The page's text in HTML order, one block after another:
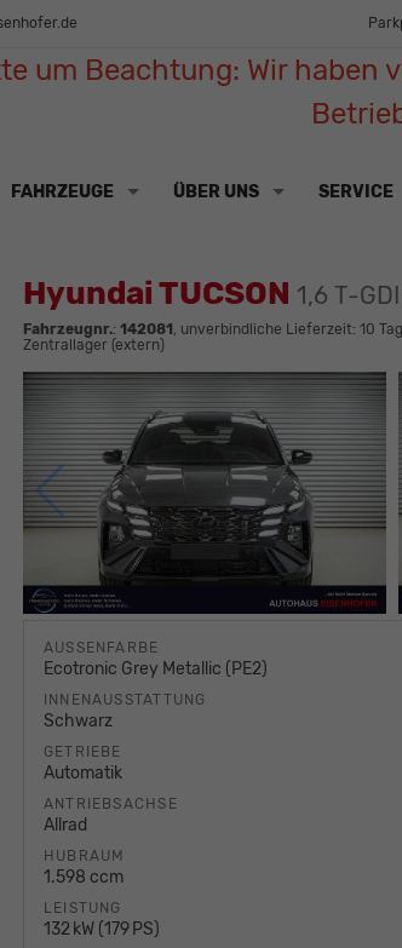
um Beachtung: Wir haben
FAHRZEUGE ÜBER UNS SERVICE
Hyundai TUCSON 1,6 T-
Fahrzeugnr.: 142081 , unverbindliche Lieferzeit: 10
Zentrallager (extern)
AUSSENFARBE
Ecotronic Grey Metallic (PE2)
INNENAUSSTATTUNG
Schwarz
GETRIEBE
Automatik
ANTRIEBSACHSE
Allrad
HUBRAUM
1.598 ccm
LEISTUNG
132 kW (179 PS)